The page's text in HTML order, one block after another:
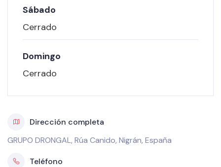
Sábado
Cerrado
Domingo
Cerrado
Dirección completa
GRUPO DRONGAL, Rúa Canido, Nigrán, España
Teléfono